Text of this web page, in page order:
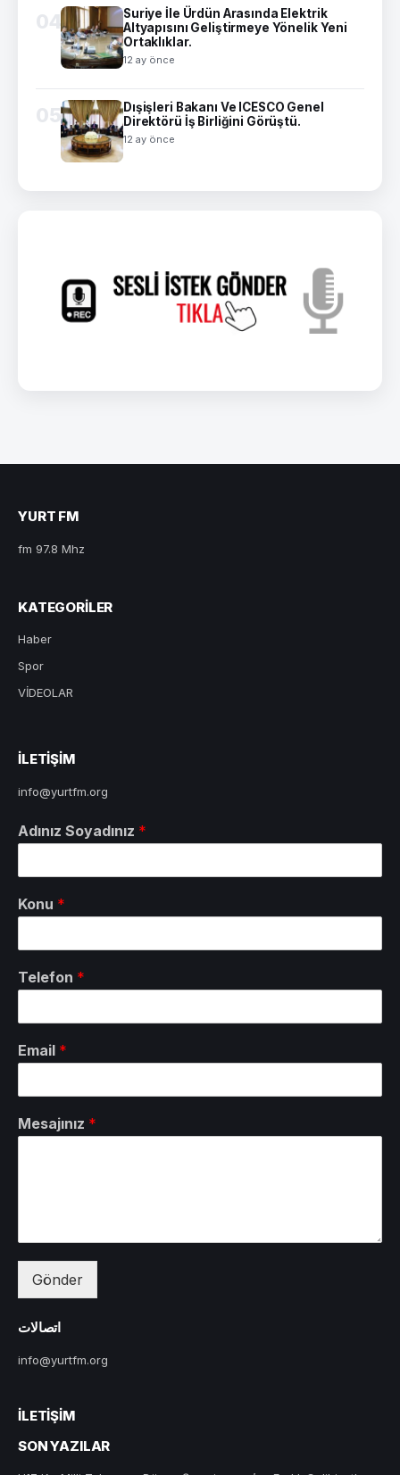
04
Suriye İle Ürdün Arasında Elektrik
Altyapısını Geliştirmeye Yönelik Yeni
Ortaklıklar.
12 ay önce
05
Dışişleri Bakanı Ve ICESCO Genel
Direktörü İş Birliğini Görüştü.
12 ay önce
YURT FM
fm 97.8 Mhz
KATEGORILER
Haber
Spor
VİDEOLAR
ILETIŞIM
info@yurtfm.org
Adınız Soyadınız *
Konu *
Telefon *
Email *
Mesajınız *
Gönder
اتصالات
info@yurtfm.org
İLETIŞIM
SON YAZILAR